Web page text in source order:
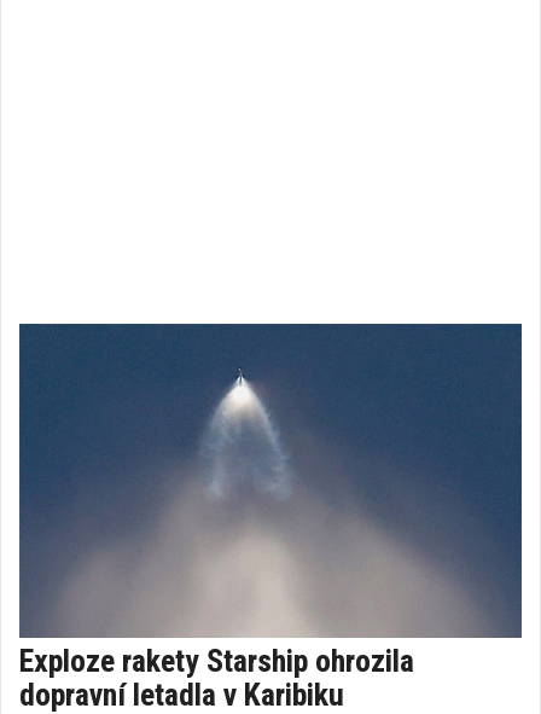
Exploze rakety Starship ohrozila
dopravní letadla v Karibiku